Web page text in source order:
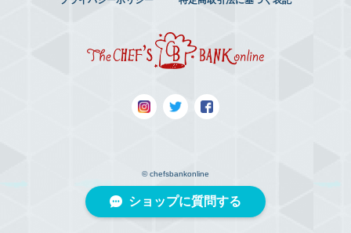
© chefsbankonline
ショップに質問する